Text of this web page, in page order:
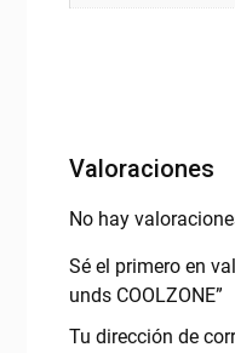
Valoraciones
No hay
Sé el primero en
unds COOLZONE”
Tu dirección de